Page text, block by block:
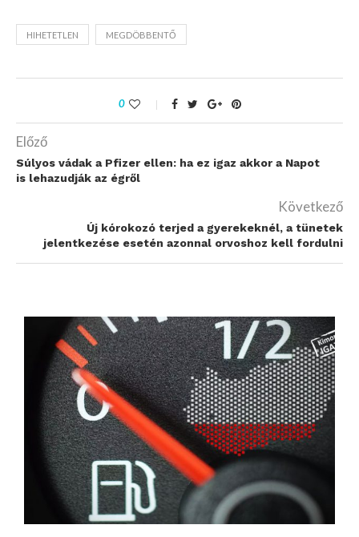
HIHETETLEN MEGDÖBBENTŐ
0
Előző
Súlyos vádak a Pfizer ellen: ha ez igaz akkor a Napot
is lehazudják az égről
Következő
Új kórokozó terjed a gyerekeknél, a tünetek
jelentkezése esetén azonnal orvoshoz kell fordulni